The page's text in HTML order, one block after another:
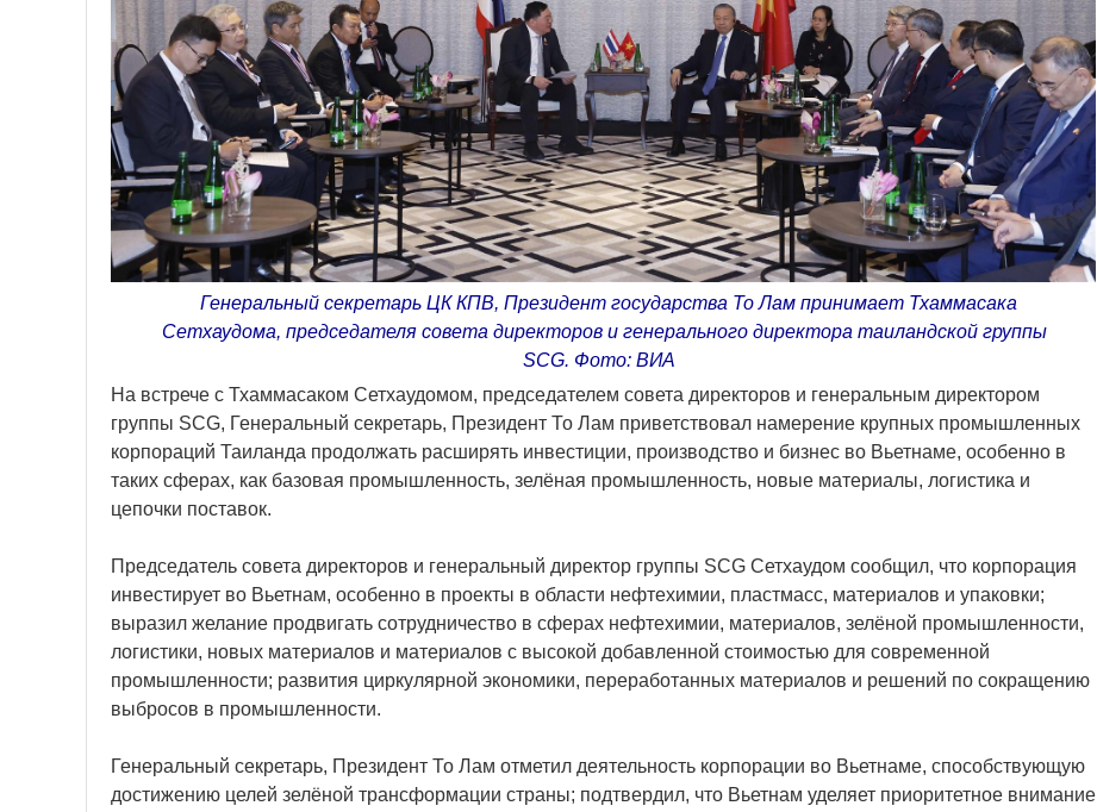
Генеральный секретарь ЦК КПВ, Президент государства То Лам принимает Тхаммасака
Сетхаудома, председателя совета директоров и генерального директора таиландской группы
SCG. Фото: ВИА
На встрече с Тхаммасаком Сетхаудомом, председателем совета директоров и генеральным директором
группы SCG, Генеральный секретарь, Президент То Лам приветствовал намерение крупных промышленных
корпораций Таиланда продолжать расширять инвестиции, производство и бизнес во Вьетнаме, особенно в
таких сферах, как базовая промышленность, зелёная промышленность, новые материалы, логистика и
цепочки поставок.
Председатель совета директоров и генеральный директор группы SCG Сетхаудом сообщил, что корпорация
инвестирует во Вьетнам, особенно в проекты в области нефтехимии, пластмасс, материалов и упаковки;
выразил желание продвигать сотрудничество в сферах нефтехимии, материалов, зелёной промышленности,
логистики, новых материалов и материалов с высокой добавленной стоимостью для современной
промышленности; развития циркулярной экономики, переработанных материалов и решений по сокращению
выбросов в промышленности.
Генеральный секретарь, Президент То Лам отметил деятельность корпорации во Вьетнаме, способствующую
достижению целей зелёной трансформации страны; подтвердил, что Вьетнам уделяет приоритетное внимание